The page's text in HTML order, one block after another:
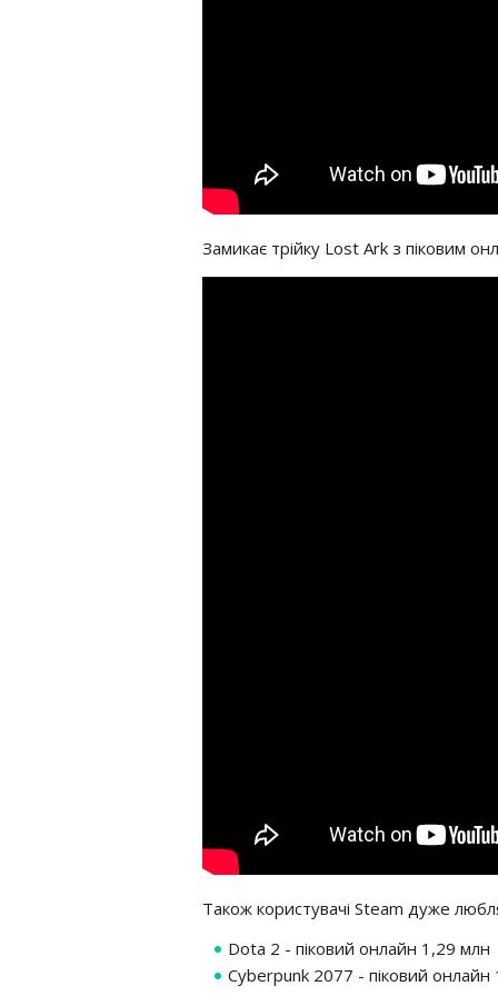
Замикає трійку Lost Ark з піковим
Також користувачі Steam дуже
Dota 2 - піковий онлайн 1,29 млн
Cyberpunk 2077 - піковий онлайн